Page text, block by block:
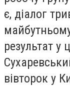
є, діалог
результат у
вівторок у